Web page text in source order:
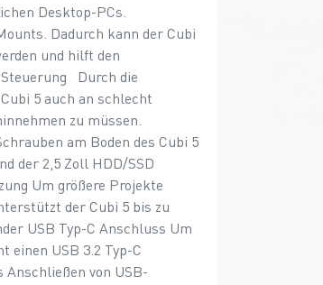
Desktop-PCs.
Dadurch kann der Cubi
und hilft den
Durch die
5 auch an schlecht
zu müssen.
am Boden des Cubi 5
der 2,5 Zoll HDD/SSD
Um größere Projekte
der Cubi 5 bis zu
USB Typ-C Anschluss Um
einen USB 3.2 Typ-C
von USB-